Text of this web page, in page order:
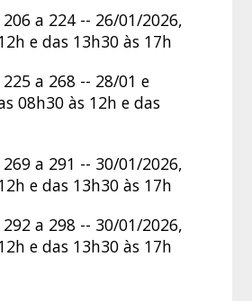
224 -- 26/01/2026,
e das 13h30 às 17h
a 268 -- 28/01 e
08h30 às 12h e das
291 -- 30/01/2026,
e das 13h30 às 17h
298 -- 30/01/2026,
e das 13h30 às 17h